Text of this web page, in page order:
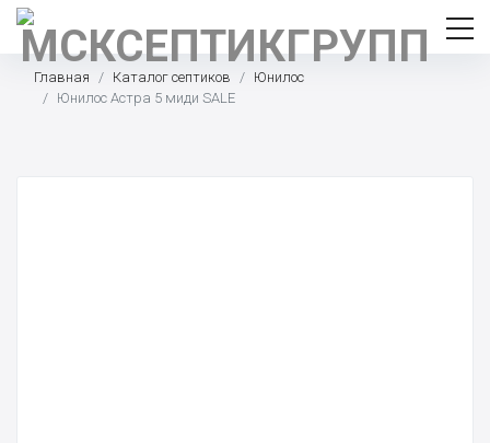
Главная Каталог септиков
Юнилос
Юнилос Астра 5 миди SALE